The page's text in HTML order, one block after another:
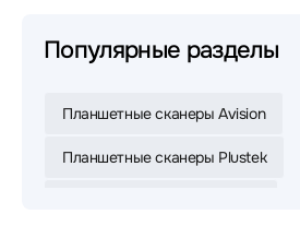
Популярные разделы
Планшетные сканеры Avision
Планшетные сканеры Plustek